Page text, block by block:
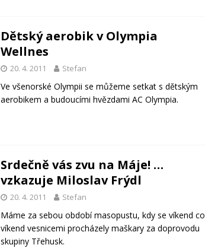
Dětský aerobik v Olympia
Wellnes
20. 4. 2011 Stefan
Ve všenorské Olympii se můžeme setkat s dětským
aerobikem a budoucími hvězdami AC Olympia.
Srdečně vás zvu na Máje! …
vzkazuje Miloslav Frýdl
20. 4. 2011 Stefan
Máme za sebou období masopustu, kdy se víkend co
víkend vesnicemi procházely maškary za doprovodu
skupiny Třehusk.